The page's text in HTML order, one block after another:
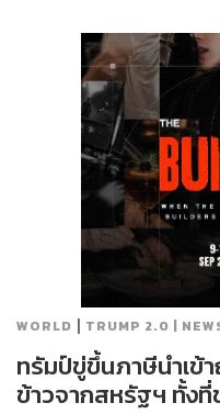
WORLD | TRUMP 2.0 |
ทรัมป์ขู่ขึ้นภาษีนำเข้
ข้าวจากสหรัฐฯ ทั้ง